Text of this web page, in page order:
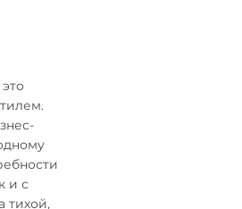
и с
тихой,